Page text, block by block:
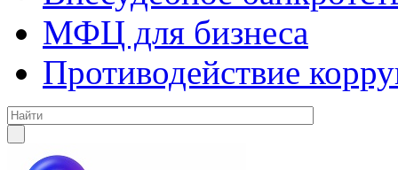
МФЦ для бизнеса
Противодействие